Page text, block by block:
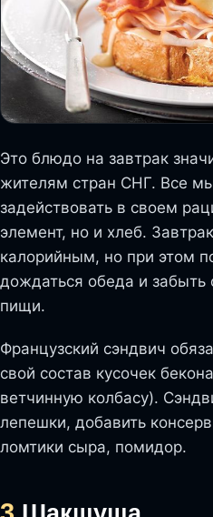
Это блюдо на завтрак
жителям стран СНГ. Все
задействовать в своем
элемент, но и хлеб.
калорийным, но при этом
дождаться обеда и
пищи.
Французский сэндвич
свой состав кусочек
ветчинную колбасу).
лепешки, добавить
ломтики сыра, помидор.